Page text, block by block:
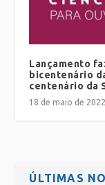
Lançamento
bicentenário
centenário da
18 de maio de 2022
ÚLTIMAS